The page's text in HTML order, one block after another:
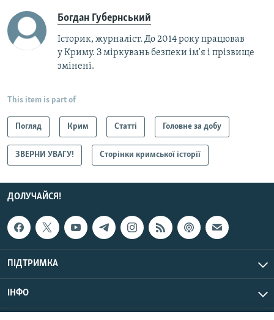
Богдан Губернський
Історик, журналіст. До 2014 року працював
у Криму. З міркувань безпеки ім'я і прізвище
змінені.
This item is part of
Погляд Крим Статті Головне за добу
ЗВЕРНИ УВАГУ! Сторінки кримської історії
ДОЛУЧАЙСЯ!
ПІДТРИМКА
ІНФО